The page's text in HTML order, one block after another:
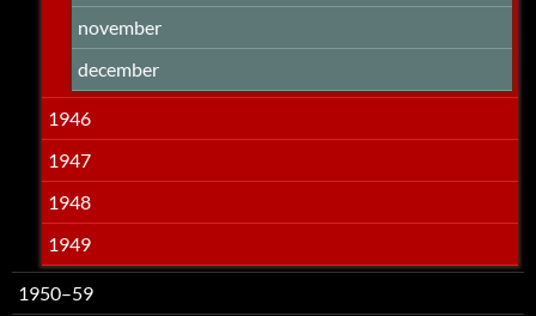
november
december
1946
1947
1948
1949
1950–59